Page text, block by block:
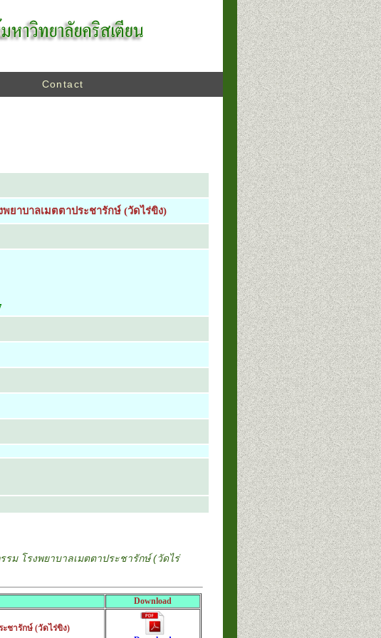
Contact
ยาบาลเมตตาประชารักษ์ (วัดไร่ขิง)
ม โรงพยาบาลเมตตาประชารักษ์ (วัดไร่
Download
ชารักษ์ (วัดไร่ขิง)